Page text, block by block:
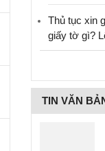
Thủ tục xin
giấy tờ gì?
TIN VĂN